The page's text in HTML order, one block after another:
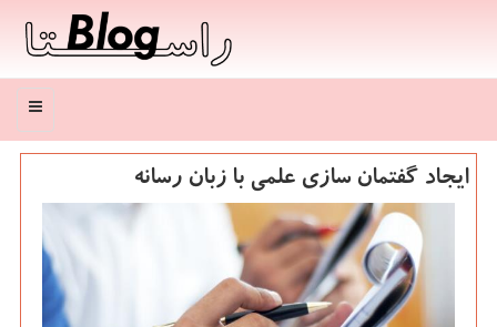
منو
ایجاد گفتمان سازی علمی با زبان رسانه